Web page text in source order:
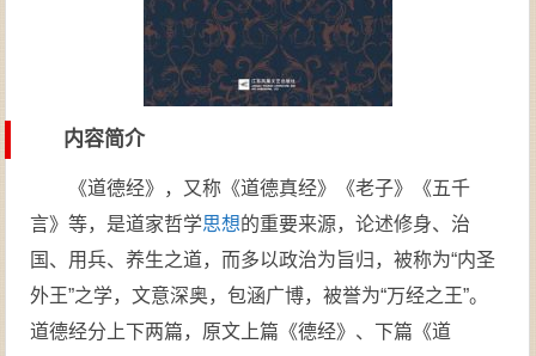
内容简介
《道德经》，又称《道德真经》《老子》《五千
言》等，是道家哲学思想的重要来源，论述修身、治
国、用兵、养生之道，而多以政治为旨归，被称为“内圣
外王”之学，文意深奥，包涵广博，被誉为“万经之王”。
道德经分上下两篇，原文上篇《德经》、下篇《道